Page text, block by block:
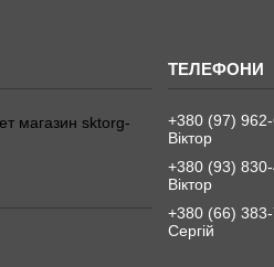
магазин sktorg-
+380 (97)
Віктор
+380 (93)
Віктор
+380 (66)
Сергій